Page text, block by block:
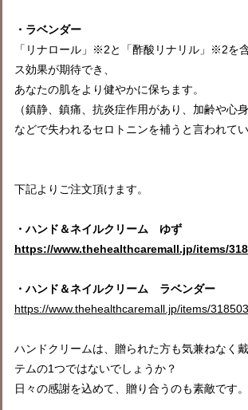
・ラベンダー
「リナロール」※2と「酢酸リナリル」※2を
ス効果が期待でき、
あなたの肌をより健やかに保ちます。
（鎮静、鎮痛、抗炎症作用があり、加齢や心
などで失われるセロトニンを補うと言われてい
下記よりご注文頂けます。
・ハンド＆ネイルクリーム ゆず
https://www.thehealthcaremall.jp/items/
・ハンド＆ネイルクリーム ラベンダー
https://www.thehealthcaremall.jp/items/
ハンドクリームは、贈られた方も気兼ねなく
テムの1つではないでしょうか？
日々の感謝を込めて、贈り合うのも素敵です。